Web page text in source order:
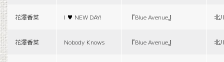
花澤香菜 I ♥ NEW DAY! 『Blue Avenue』 北
花澤香菜 Nobody Knows 『Blue Avenue』 北